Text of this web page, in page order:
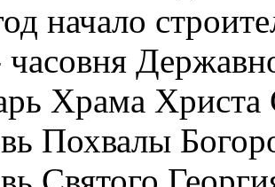
начало
Храма Христа
Похвалы